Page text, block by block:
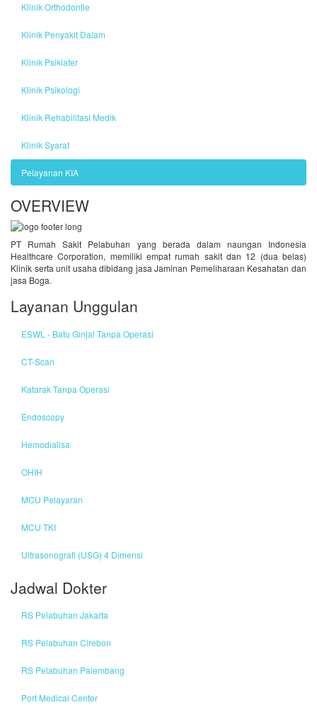
Klinik Orthodontie
Klinik Penyakit Dalam
Klinik Psikiater
Klinik Psikologi
Klinik Rehabilitasi Medik
Klinik Syaraf
Pelayanan KIA
OVERVIEW
PT Rumah Sakit Pelabuhan yang berada dalam naungan Indonesia
Healthcare Corporation, memiliki empat rumah sakit dan 12 (dua belas)
Klinik serta unit usaha dibidang jasa Jaminan Pemeliharaan Kesahatan dan
jasa Boga.
Layanan Unggulan
ESWL - Batu Ginjal Tanpa Operasi
CT-Scan
Katarak Tanpa Operasi
Endoscopy
Hemodialisa
OHIH
MCU Pelayaran
MCU TKI
Ultrasonografi (USG) 4 Dimensi
Jadwal Dokter
RS Pelabuhan Jakarta
RS Pelabuhan Cirebon
RS Pelabuhan Palembang
Port Medical Center